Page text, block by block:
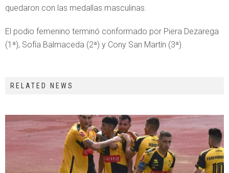
quedaron con las medallas masculinas.
El podio femenino terminó conformado por Piera Dezarega
(1ª), Sofía Balmaceda (2ª) y Cony San Martín (3ª).
RELATED NEWS